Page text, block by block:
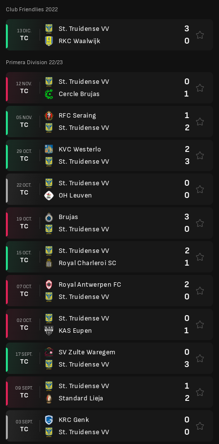
Club Friendlies 2022
13 DIC.
TC
St. Truidense VV
RKC Waalwijk
3
0
Primera Division 22/23
12 NOV.
TC
St. Truidense VV
Cercle Brujas
0
1
05 NOV.
TC
RFC Seraing
St. Truidense VV
1
2
29 OCT.
TC
KVC Westerlo
St. Truidense VV
2
3
22 OCT.
TC
St. Truidense VV
OH Leuven
0
0
19 OCT.
TC
Brujas
St. Truidense VV
3
0
15 OCT.
TC
St. Truidense VV
Royal Charleroi SC
2
1
07 OCT.
TC
Royal Antwerpen FC
St. Truidense VV
2
0
02 OCT.
TC
St. Truidense VV
KAS Eupen
0
1
17 SEPT.
TC
SV Zulte Waregem
St. Truidense VV
0
3
09 SEPT.
TC
St. Truidense VV
Standard Lieja
1
2
03 SEPT.
TC
KRC Genk
St. Truidense VV
0
0